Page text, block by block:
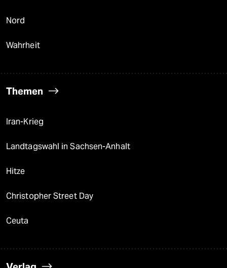
Nord
Wahrheit
Themen
Iran-Krieg
Landtagswahl in Sachsen-Anhalt
Hitze
Christopher Street Day
Ceuta